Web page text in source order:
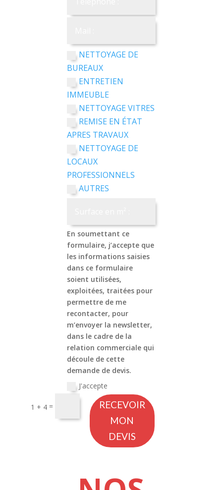
NETTOYAGE DE
BUREAUX
ENTRETIEN
IMMEUBLE
NETTOYAGE VITRES
REMISE EN ÉTAT
APRES TRAVAUX
NETTOYAGE DE
LOCAUX
PROFESSIONNELS
AUTRES
En soumettant ce
formulaire, j’accepte que
les informations saisies
dans ce formulaire
soient utilisées,
exploitées, traitées pour
permettre de me
recontacter, pour
m’envoyer la newsletter,
dans le cadre de la
relation commerciale qui
découle de cette
demande de devis.
J'accepte
1 + 4=
RECEVOIR
MON
DEVIS